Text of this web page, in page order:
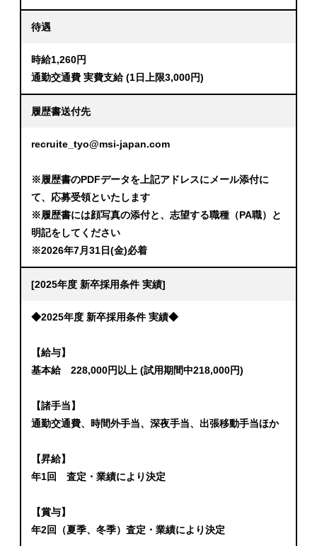
待遇
時給1,260円
通勤交通費 実費支給 (1日上限3,000円)
履歴書送付先
recruite_tyo@msi-japan.com
※履歴書のPDFデータを上記アドレスにメール添付に
て、応募受領といたします
※履歴書には顔写真の添付と、志望する職種（PA職）と
明記をしてください
※2026年7月31日(金)必着
[2025年度 新卒採用条件 実績]
◆2025年度 新卒採用条件 実績◆
【給与】
基本給 228,000円以上 (試用期間中218,000円)
【諸手当】
通勤交通費、時間外手当、深夜手当、出張移動手当ほか
【昇給】
年1回 査定・業績により決定
【賞与】
年2回（夏季、冬季）査定・業績により決定